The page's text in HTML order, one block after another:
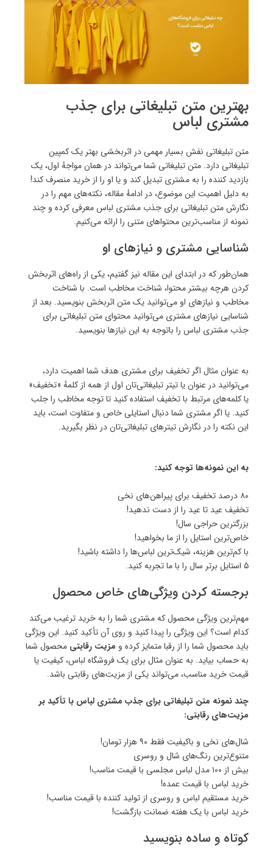
بهترین متن تبلیغاتی برای جذب
مشتری لباس
متن تبلیغاتی نفش بسیار مهمی در اثربخشی بهتر یک کمپین
تبلیغاتی دارد. متن تبلیغاتی شما می‌تواند در همان مواجهٔ اول، یک
بازدید کننده را به مشتری تبدیل کند و یا او را از خرید منصرف کند!
به دلیل اهمیت این موضوع، در ادامهٔ مقاله، نکته‌های مهم را در
نگارش متن تبلیغاتی برای جذب مشتری لباس معرفی کرده و چند
نمونه از مناسب‌ترین محتواهای متنی را ارائه می‌کنیم.
شناسایی مشتری و نیازهای او
همان‌طور که در ابتدای این مقاله نیز گفتیم، یکی از راه‌های اثربخش‌
کردن هرچه بیشتر محتوا، شناخت مخاطب است. با شناخت
مخاطب و نیازهای او می‌توانید یک متن اثربخش بنویسید. بعد از
شناسایی نیازهای مشتری می‌توانید محتوای متن تبلیغاتی برای
جذب مشتری لباس را باتوجه به این نیازها بنویسید.
به عنوان مثال اگر تخفیف برای مشتری هدف شما اهمیت دارد،
می‌توانید در عنوان یا تیتر تبلیغاتی‌تان اول از همه از کلمهٔ «تخفیف»
یا کلمه‌های مرتبط با تخفیف استفاده کنید تا توجه مخاطب را جلب
کنید. یا اگر مشتری شما دنبال استایلی خاص و متفاوت است، باید
این نکته را در نگارش تیترهای تبلیغاتی‌تان در نظر بگیرید.
به این نمونه‌ها توجه کنید:
۸۰ درصد تخفیف برای پیراهن‌های نخی
تخفیف عید تا عید را از دست ندهید!
بزرگترین حراجی سال!
خاص‌ترین استایل را از ما بخواهید!
با کم‌ترین هزینه، شیک‌ترین لباس‌ها را داشته باشید!
۵ استایل برتر سال را با ما تجربه کنید.
برجسته کردن ویژگی‌های خاص محصول
مهم‌ترین ویژگی محصول که مشتری شما را به خرید ترغیب می‌کند
کدام است؟ این ویژگی را پیدا کنید و روی آن تأکید کنید. این ویژگی
باید محصول شما را از رقبا متمایز کرده و مزیت رقابتی محصول شما
به حساب بیاید. به عنوان مثال برای یک فروشگاه لباس، کیفیت یا
قیمت خرید مناسب، می‌تواند یکی از مزیت‌های رقابتی باشد.
چند نمونه متن تبلیغاتی برای جذب مشتری لباس با تأکید بر
مزیت‌های رقابتی:
شال‌های نخی و باکیفیت فقط ۹۰ هزار تومان!
متنوع‌ترین رنگ‌های شال و روسری
بیش از ۱۰۰ مدل لباس مجلسی با قیمت مناسب!
خرید لباس با قیمت عمده!
خرید مستقیم لباس و روسری از تولید کننده با قیمت مناسب!
خرید لباس با یک هفته ضمانت بازگشت!
کوتاه و ساده بنویسید